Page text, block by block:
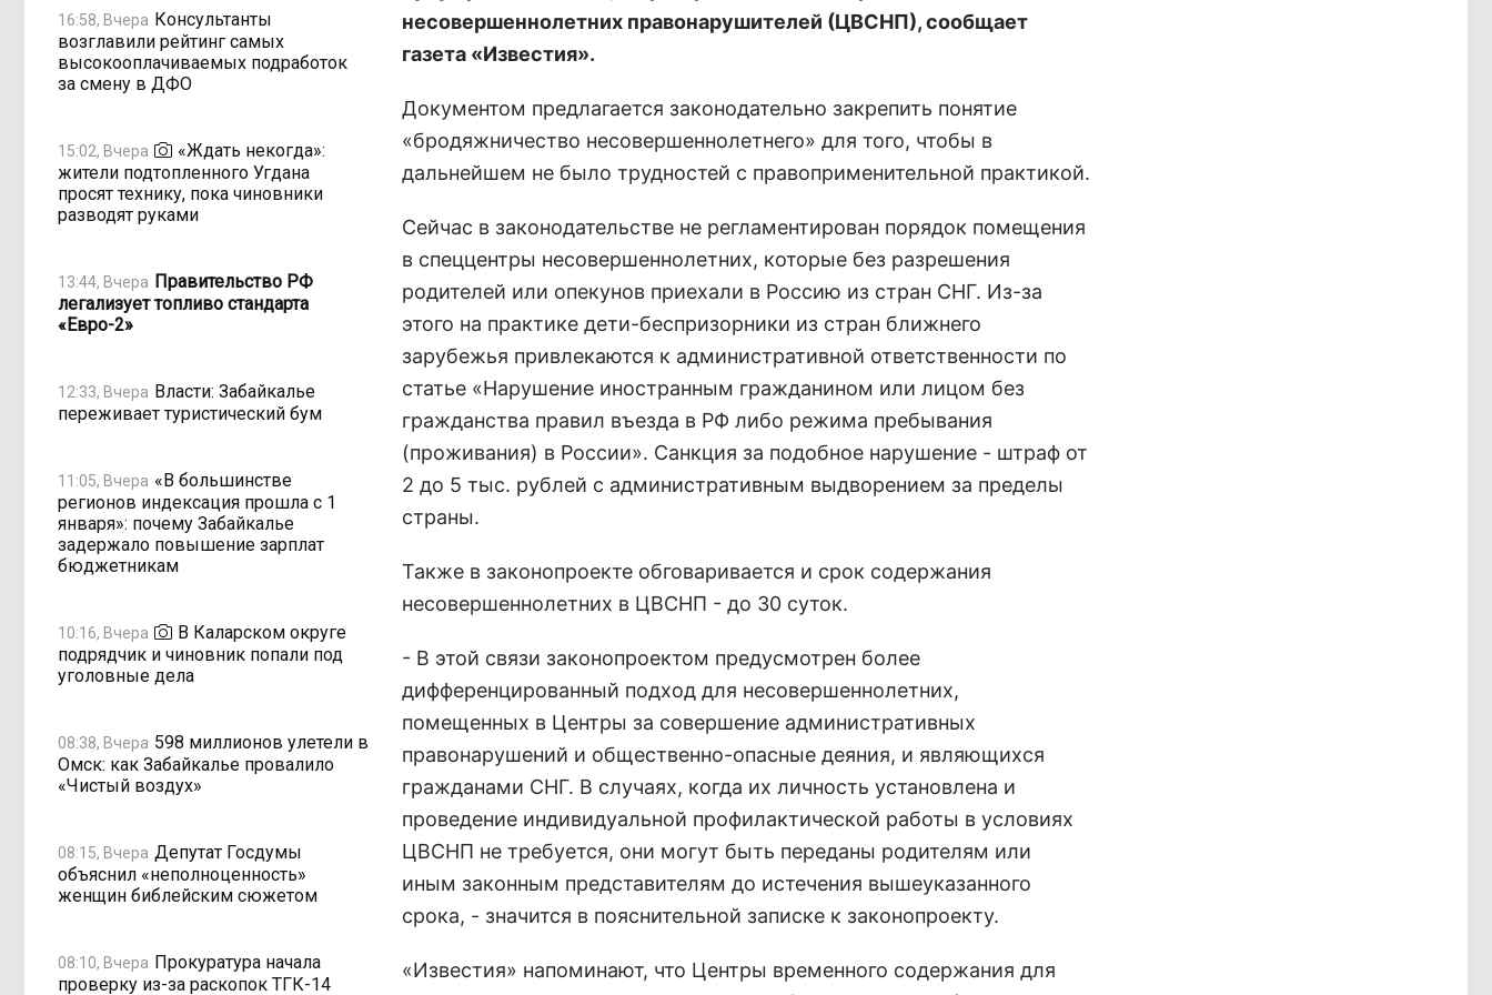
16:58, Вчера Консультанты
возглавили рейтинг самых
высокооплачиваемых подработок
за смену в ДФО
15:02, Вчера
«Ждать некогда»:
жители подтопленного Угдана
просят технику, пока чиновники
разводят руками
13:44, Вчера Правительство РФ
легализует топливо стандарта
«Евро-2»
12:33, Вчера Власти: Забайкалье
переживает туристический бум
11:05, Вчера «В большинстве
регионов индексация прошла с 1
января»: почему Забайкалье
задержало повышение зарплат
бюджетникам
10:16, Вчера
В Каларском округе
подрядчик и чиновник попали под
уголовные дела
08:38, Вчера 598 миллионов улетели в
Омск: как Забайкалье провалило
«Чистый воздух»
08:15, Вчера Депутат Госдумы
объяснил «неполноценность»
женщин библейским сюжетом
08:10, Вчера Прокуратура начала
проверку из-за раскопок ТГК-14
несовершеннолетних правонарушителей (ЦВСНП), сообщает
газета «Известия».
Документом предлагается законодательно закрепить понятие
«бродяжничество несовершеннолетнего» для того, чтобы в
дальнейшем не было трудностей с правоприменительной практикой.
Сейчас в законодательстве не регламентирован порядок помещения
в спеццентры несовершеннолетних, которые без разрешения
родителей или опекунов приехали в Россию из стран СНГ. Из-за
этого на практике дети-беспризорники из стран ближнего
зарубежья привлекаются к административной ответственности по
статье «Нарушение иностранным гражданином или лицом без
гражданства правил въезда в РФ либо режима пребывания
(проживания) в России». Санкция за подобное нарушение - штраф от
2 до 5 тыс. рублей с административным выдворением за пределы
страны.
Также в законопроекте обговаривается и срок содержания
несовершеннолетних в ЦВСНП - до 30 суток.
- В этой связи законопроектом предусмотрен более
дифференцированный подход для несовершеннолетних,
помещенных в Центры за совершение административных
правонарушений и общественно-опасные деяния, и являющихся
гражданами СНГ. В случаях, когда их личность установлена и
проведение индивидуальной профилактической работы в условиях
ЦВСНП не требуется, они могут быть переданы родителям или
иным законным представителям до истечения вышеуказанного
срока, - значится в пояснительной записке к законопроекту.
«Известия» напоминают, что Центры временного содержания для